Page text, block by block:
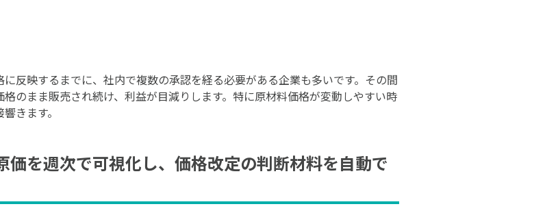
反映するまでに、社内で複数の承認を経る必要がある企業も多いです。その間
のまま販売され続け、利益が目減りします。特に原材料価格が変動しやすい時
きます。
価を週次で可視化し、価格改定の判断材料を自動で